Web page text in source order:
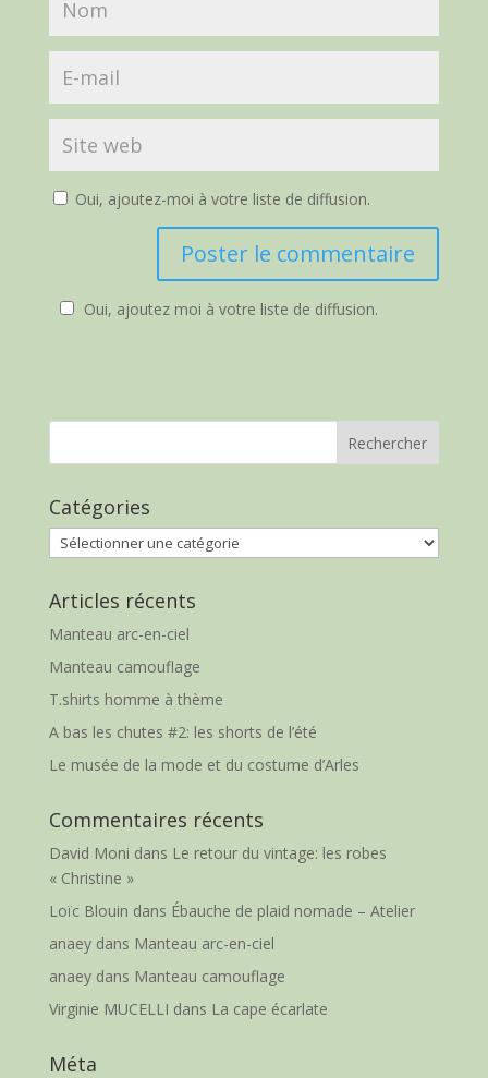
Oui, ajoutez-moi à votre liste de diffusion.
Oui, ajoutez moi à votre liste de diffusion.
Catégories
Catégories
Articles récents
Manteau arc-en-ciel
Manteau camouflage
T.shirts homme à thème
A bas les chutes #2: les shorts de l’été
Le musée de la mode et du costume d’Arles
Commentaires récents
David Moni dans Le retour du vintage: les robes
« Christine »
Loïc Blouin dans Ébauche de plaid nomade – Atelier
anaeydans Manteau arc-en-ciel
anaeydans Manteau camouflage
Virginie MUCELLI dans La cape écarlate
Méta